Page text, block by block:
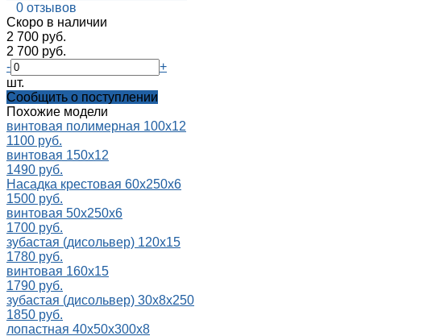
0 отзывов
Cкоро в наличии
2 700 руб.
2 700 руб.
-
+
шт.
Cообщить о поступлении
Похожие модели
винтовая полимерная 100х12
1100 руб.
винтовая 150х12
1490 руб.
Насадка крестовая 60x250x6
1500 руб.
винтовая 50х250х6
1700 руб.
зубастая (дисольвер) 120х15
1780 руб.
винтовая 160х15
1790 руб.
зубастая (дисольвер) 30х8х250
1850 руб.
лопастная 40х50х300х8